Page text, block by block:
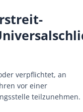
verpflichtet, an
vor einer
teilzunehmen.